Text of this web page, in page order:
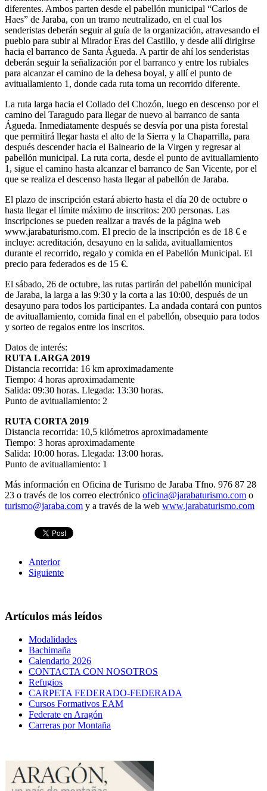
diferentes. Ambos parten desde el pabellón municipal “Carlos de
Haes” de Jaraba, con un tramo neutralizado, en el cual los
senderistas deberán seguir al guía de la organización, atravesando el
pueblo para subir al Mirador Eras del Castillo, y desde allí dirigirse
hacia el barranco de Santa Águeda. A partir de ahí los senderistas
deberán seguir la señalización por el barranco y entre los rubiales
para alcanzar el camino de la dehesa boyal, y allí el punto de
avituallamiento 1, donde cada ruta toma un recorrido diferente.
La ruta larga hacia el Collado del Chozón, luego en descenso por el
camino del Taragudo para llegar de nuevo al barranco de santa
Águeda. Inmediatamente después se desvía por una pista forestal
que permitirá llegar hasta el alto de la Sierra y la Chaparrilla, para
después descender hacia el Balneario de la Virgen y regresar al
pabellón municipal. La ruta corta, desde el punto de avituallamiento
1, sigue el camino hasta alcanzar el barranco de San Vicente, por el
que se realiza el descenso hasta llegar al pabellón de Jaraba.
El plazo de inscripción estará abierto hasta el día 20 de octubre o
hasta llegar el límite máximo de inscritos: 200 personas. Las
inscripciones se pueden realizar a través de la página web
www.jarabaturismo.com. El precio de la inscripción es de 18 € e
incluye: acreditación, desayuno en la salida, avituallamientos
durante el recorrido, regalo y comida en el Pabellón Municipal. El
precio para federados es de 15 €.
El sábado, 26 de octubre, las rutas partirán del pabellón municipal
de Jaraba, la larga a las 9:30 y la corta a las 10:00, después de un
desayuno para todos los participantes. La andada contará con puntos
de avituallamiento, comida final en el pabellón, obsequio para todos
y sorteo de regalos entre los inscritos.
Datos de interés:
RUTA LARGA 2019
Distancia recorrida: 16 km aproximadamente
Tiempo: 4 horas aproximadamente
Salida: 09:30 horas. Llegada: 13:30 horas.
Punto de avituallamiento: 2
RUTA CORTA 2019
Distancia recorrida: 10,5 kilómetros aproximadamente
Tiempo: 3 horas aproximadamente
Salida: 10:00 horas. Llegada: 13:00 horas.
Punto de avituallamiento: 1
Más información en Oficina de Turismo de Jaraba Tfno. 976 87 28
23 o través de los correo electrónico oficina@jarabaturismo.com o
turismo@jaraba.com y a través de la web www.jarabaturismo.com
Anterior
Siguiente
Artículos más leídos
Modalidades
Bachimaña
Calendario 2026
CONTACTA CON NOSOTROS
Refugios
CARPETA FEDERADO-FEDERADA
Cursos Formativos EAM
Federate en Aragón
Carreras por Montaña